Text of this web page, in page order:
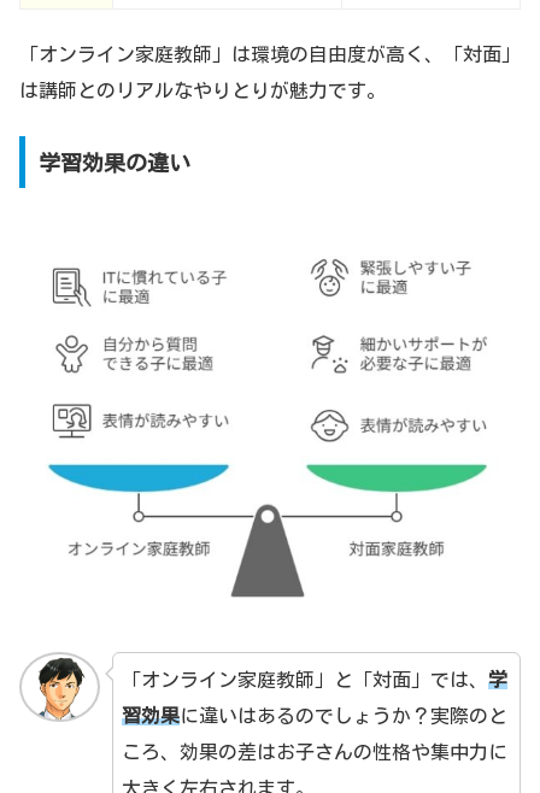
「オンライン家庭教師」は環境の自由度が高く、「対面」
は講師とのリアルなやりとりが魅力です。
学習効果の違い
「オンライン家庭教師」と「対面」では、 学
習効果に違いはあるのでしょうか？実際のと
ころ、効果の差はお子さんの性格や集中力に
大きく左右されます。